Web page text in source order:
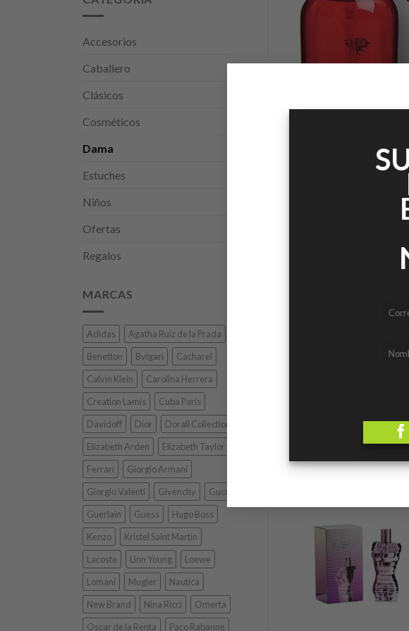
Accesorios
Caballero
Clásicos
Cosméticos
Dama
Estuches
Niños
Ofertas
Regalos
MARCAS
Adidas
Agatha Ruiz de la Prada
Benetton
Bvlgari
Cacharel
Calvin Klein
Carolina Herrera
Creation Lamis
Cuba Paris
Davidoff
Dior
Dorall Collection
Elizabeth Arden
Elizabeth Taylor
Ferrari
Giorgio Armani
Giorgio Valenti
Givenchy
Gucci
Guerlain
Guess
Hugo Boss
Kenzo
Kristel Saint Martin
Lacoste
Linn Young
Loewe
Lomani
Mugler
Nautica
New Brand
Nina Ricci
Omerta
Oscar de la Renta
Paco Rabanne
PRODUCTOS
Añadir
a lista
de
deseos